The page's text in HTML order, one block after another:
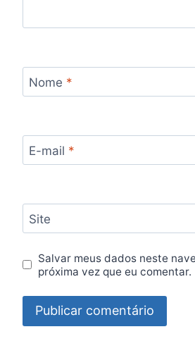
Nome *
E-mail *
Site
Salvar meus dados neste
próxima vez que eu comentar.